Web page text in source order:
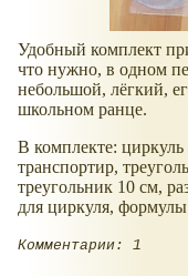
Удобный комплект
что нужно, в одном
небольшой, лёгкий,
школьном ранце.
В комплекте:
транспортир,
треугольник 10 см,
для циркуля, формулы
Комментарии: 1